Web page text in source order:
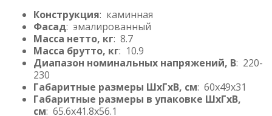
Конструкция: каминная
Фасад: эмалированный
Масса нетто, кг: 8.7
Масса брутто, кг: 10.9
Диапазон номинальных напряжений, В: 220-
230
Габаритные размеры ШхГхВ, см: 60x49x31
Габаритные размеры в упаковке ШхГхВ,
см: 65.6x41.8x56.1